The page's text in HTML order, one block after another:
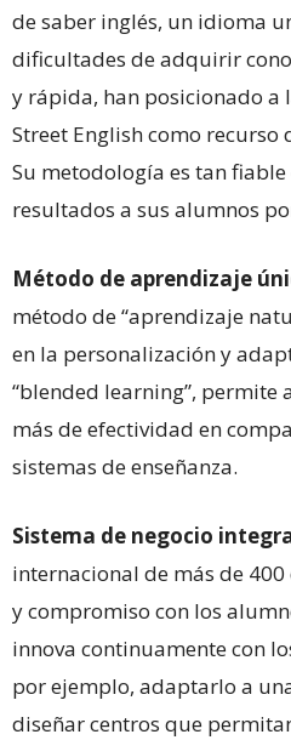
de saber inglés, un idioma
dificultades de adquirir
y rápida, han posicionado a
Street English como recurso
Su metodología es tan
resultados a sus alumnos
Método de aprendizaje
método de “aprendizaje
en la personalización y
“blended learning”, permite
más de efectividad en
sistemas de enseñanza.
Sistema de negocio
internacional de más de
y compromiso con los
innova continuamente con
por ejemplo, adaptarlo a
diseñar centros que